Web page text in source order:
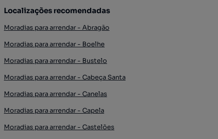
Localizações recomendadas
Moradias para arrendar - Abragão
Moradias para arrendar - Boelhe
Moradias para arrendar - Bustelo
Moradias para arrendar - Cabeça Santa
Moradias para arrendar - Canelas
Moradias para arrendar - Capela
Moradias para arrendar - Castelões